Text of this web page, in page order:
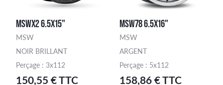
MSWX2 6.5X15"
MSW
NOIR BRILLANT
Perçage : 3x112
150,55 € TTC
MSW78 6.5X16"
MSW
ARGENT
Perçage : 5x112
158,86 € TTC